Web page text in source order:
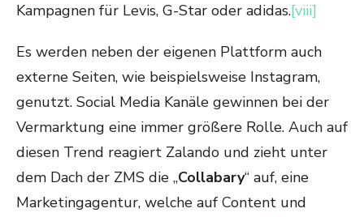
Kampagnen für Levis, G-Star oder adidas.[viii]
Es werden neben der eigenen Plattform auch
externe Seiten, wie beispielsweise Instagram,
genutzt. Social Media Kanäle gewinnen bei der
Vermarktung eine immer größere Rolle. Auch auf
diesen Trend reagiert Zalando und zieht unter
dem Dach der ZMS die „Collabary“ auf, eine
Marketingagentur, welche auf Content und